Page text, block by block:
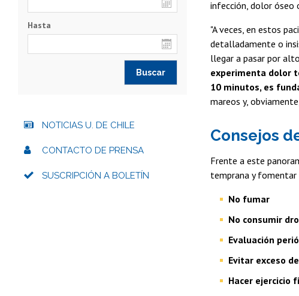
infección, dolor óseo
"A veces, en estos
detalladamente o
llegar a pasar por
experimenta dolor
10 minutos, es
mareos y,
Consejos
Frente a este
temprana y fomentar
No fumar
No consumir
Evaluación
Evitar exceso
Hacer ejercicio
Hasta
NOTICIAS U. DE CHILE
CONTACTO DE PRENSA
SUSCRIPCIÓN A BOLETÍN